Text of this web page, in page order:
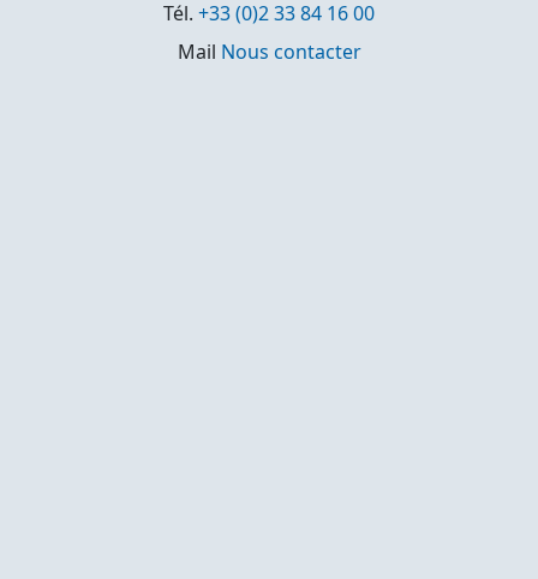
Tél. +33 (0)2 33 84 16 00
Mail Nous contacter